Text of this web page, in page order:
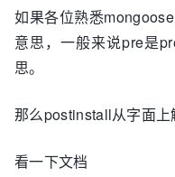
如果各位熟悉
意思，一般来说pre是
思。
那么postinstall从字面上
看一下文档